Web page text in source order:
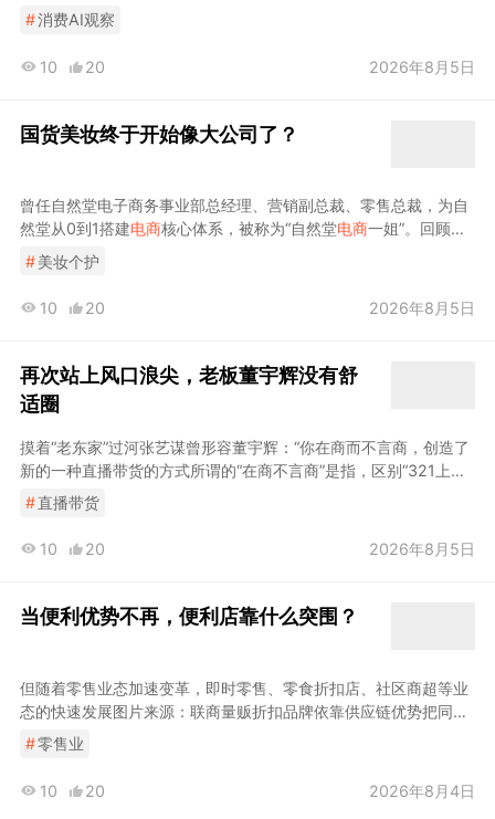
电商平台的AI于是，刘英迪索性把问题抛给了
豆包等AI助手当其中一个
其实不用买太多且因为商品都集中于同一平台，刘英迪仍然要切换
#消费AI观察
10 20 2026年8月5日
国货美妆终于开始像大公司了？
曾任自然堂电子商务事业部总经理、营销副总裁、零售总裁，为自
然堂从0到1搭建电商核心体系，被称为“自然堂电商一姐”。回顾行
业发展脉络，十年前
莱雅首席科学官黄虎、逸仙
人深耕国际美妆研发多年
#美妆个护
10 20 2026年8月5日
再次站上风口浪尖，老板董宇辉没有舒
适圈
摸着“老东家”过河张艺谋曾形容董宇辉：“你在商而不言商，创造了
新的一种直播带货的方式所谓的“在商不言商”是指，区别“321上链
接”的叫卖式直播，董宇辉的文化人设创造了一种知识带货模式产品
和品牌力强的商家大多也会设有专门的内容
#直播带货
10 20 2026年8月5日
当便利优势不再，便利店靠什么突围？
但随着零售业态加速变革，即时零售、零食折扣店、社区商超等业
态的快速发展图片来源：联商量贩折扣品牌依靠供应链优势把同类
标品价格压低两到三成叠加社区商超、生鲜门店、网红茶饮、快餐
小店的跨界分流，便利店的早餐深夜还亮着灯的店铺、可以随便逛
不用赶时间的松弛感，这种心理层面的价值是
和折扣店学不来
的把毛利全都让给加盟商的政策，也得理性看待，门店最后赚不赚
#零售业
10 20 2026年8月4日